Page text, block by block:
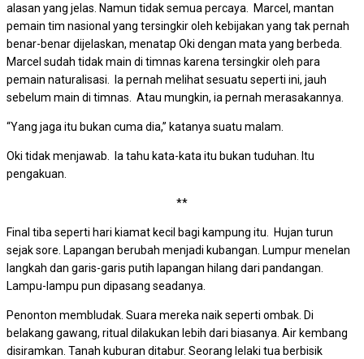
alasan yang jelas. Namun tidak semua percaya. Marcel, mantan
pemain tim nasional yang tersingkir oleh kebijakan yang tak pernah
benar-benar dijelaskan, menatap Oki dengan mata yang berbeda.
Marcel sudah tidak main di timnas karena tersingkir oleh para
pemain naturalisasi. Ia pernah melihat sesuatu seperti ini, jauh
sebelum main di timnas. Atau mungkin, ia pernah merasakannya.
“Yang jaga itu bukan cuma dia,” katanya suatu malam.
Oki tidak menjawab. Ia tahu kata-kata itu bukan tuduhan. Itu
pengakuan.
**
Final tiba seperti hari kiamat kecil bagi kampung itu. Hujan turun
sejak sore. Lapangan berubah menjadi kubangan. Lumpur menelan
langkah dan garis-garis putih lapangan hilang dari pandangan.
Lampu-lampu pun dipasang seadanya.
Penonton membludak. Suara mereka naik seperti ombak. Di
belakang gawang, ritual dilakukan lebih dari biasanya. Air kembang
disiramkan. Tanah kuburan ditabur. Seorang lelaki tua berbisik